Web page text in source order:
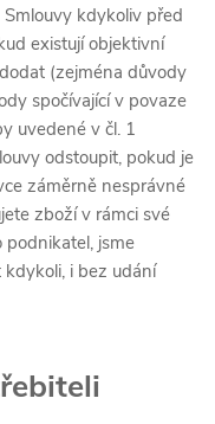
kdykoliv před
existují objektivní
(zejména důvody
spočívající v povaze
uvedené v čl. 1
odstoupit, pokud je
záměrně nesprávné
zboží v rámci své
podnikatel, jsme
i bez udání